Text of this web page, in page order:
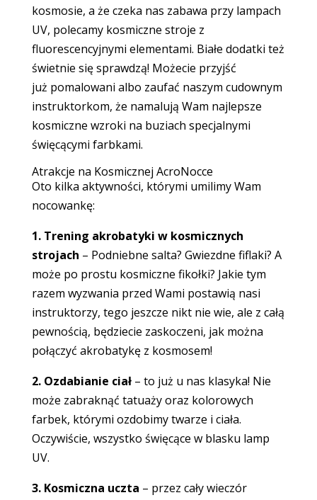
kosmosie, a że czeka nas zabawa przy lampach
UV, polecamy kosmiczne stroje z
fluorescencyjnymi elementami. Białe dodatki też
świetnie się sprawdzą! Możecie przyjść
już pomalowani albo zaufać naszym cudownym
instruktorkom, że namalują Wam najlepsze
kosmiczne wzroki na buziach specjalnymi
święcącymi farbkami.
Atrakcje na Kosmicznej AcroNocce
Oto kilka aktywności, którymi umilimy Wam
nocowankę:
1. Trening akrobatyki w kosmicznych
strojach – Podniebne salta? Gwiezdne fiflaki? A
może po prostu kosmiczne fikołki? Jakie tym
razem wyzwania przed Wami postawią nasi
instruktorzy, tego jeszcze nikt nie wie, ale z całą
pewnością, będziecie zaskoczeni, jak można
połączyć akrobatykę z kosmosem!
2. Ozdabianie ciał – to już u nas klasyka! Nie
może zabraknąć tatuaży oraz kolorowych
farbek, którymi ozdobimy twarze i ciała.
Oczywiście, wszystko święcące w blasku lamp
UV.
3. Kosmiczna uczta – przez cały wieczór